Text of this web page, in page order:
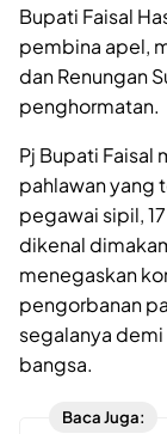
Bupati Faisal
pembina apel,
dan Renungan
penghormatan.
Pj Bupati Faisal
pahlawan yang
pegawai sipil,
dikenal
menegaskan
pengorbanan
segalanya
bangsa.
Baca Juga: